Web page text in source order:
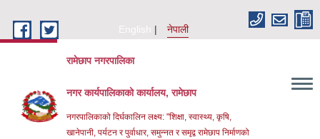
English
नेपाली
रामेछाप नगरपालिका
नगर कार्यपालिकाको कार्यालय, रामेछाप
नगरपालिकाको दिर्घकालिन लक्ष्य: "शिक्षा, स्वास्थ्य, कृषि,
खानेपानी, पर्यटन र पुर्वाधार, समुन्नत र समृद्व रामेछाप निर्माणको